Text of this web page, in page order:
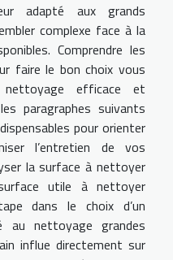
adapté aux grands
complexe face à la
Comprendre les
faire le bon choix vous
nettoyage efficace et
paragraphes suivants
pour orienter
l’entretien de vos
la surface à nettoyer
utile à nettoyer
dans le choix d’un
au nettoyage grandes
influe directement sur